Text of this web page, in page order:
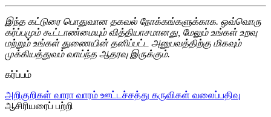
இந்த கட்டுரை பொதுவான தகவல் நோக்கங்களுக்காக. ஒவ்வொரு
கர்ப்பமும் கூட்டாண்மையும் வித்தியாசமானது, மேலும் உங்கள் உறவு
மற்றும் உங்கள் துணையின் தனிப்பட்ட அனுபவத்திற்கு மிகவும்
முக்கியத்துவம் வாய்ந்த ஆதரவு இருக்கும்.
கர்ப்பம்
அறிகுறிகள் வாரா வாரம் ஊட்டச்சத்து கருவிகள் வலைப்பதிவு
ஆசிரியரைப் பற்றி